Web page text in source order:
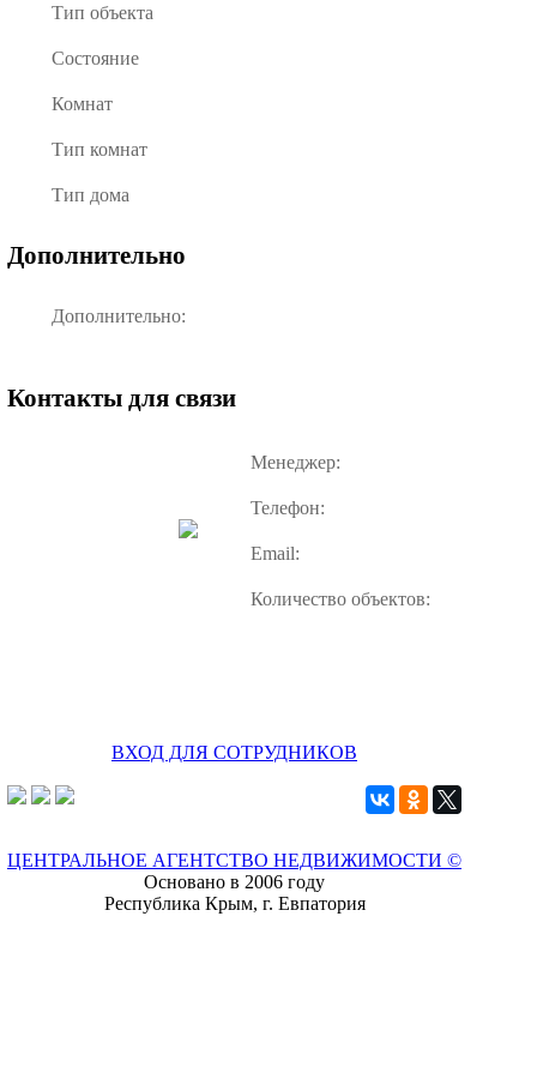
Тип объекта
Состояние
Комнат
Тип комнат
Тип дома
Дополнительно
Дополнительно:
Контакты для связи
Менеджер:
Телефон:
Email:
Количество объектов:
ВХОД ДЛЯ СОТРУДНИКОВ
ЦЕНТРАЛЬНОЕ АГЕНТСТВО НЕДВИЖИМОСТИ ©
Основано в 2006 году
Республика Крым, г. Евпатория